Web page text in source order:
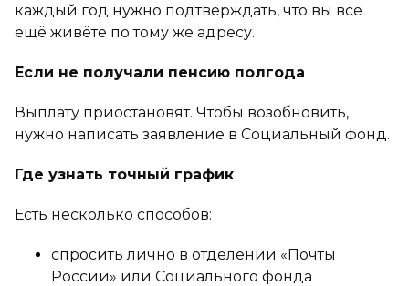
каждый год нужно подтверждать, что вы всё
ещё живёте по тому же адресу.
Если не получали пенсию полгода
Выплату приостановят. Чтобы возобновить,
нужно написать заявление в Социальный фонд.
Где узнать точный график
Есть несколько способов:
спросить лично в отделении «Почты
России» или Социального фонда